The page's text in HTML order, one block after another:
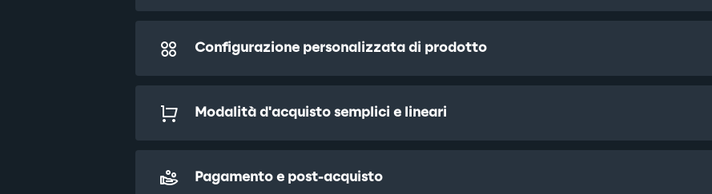
Configurazione personalizzata di prodotto
Modalità d'acquisto semplici e lineari
Pagamento e post-acquisto